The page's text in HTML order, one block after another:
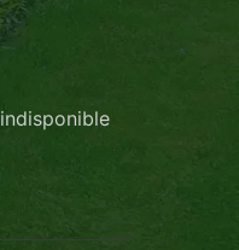
indisponible